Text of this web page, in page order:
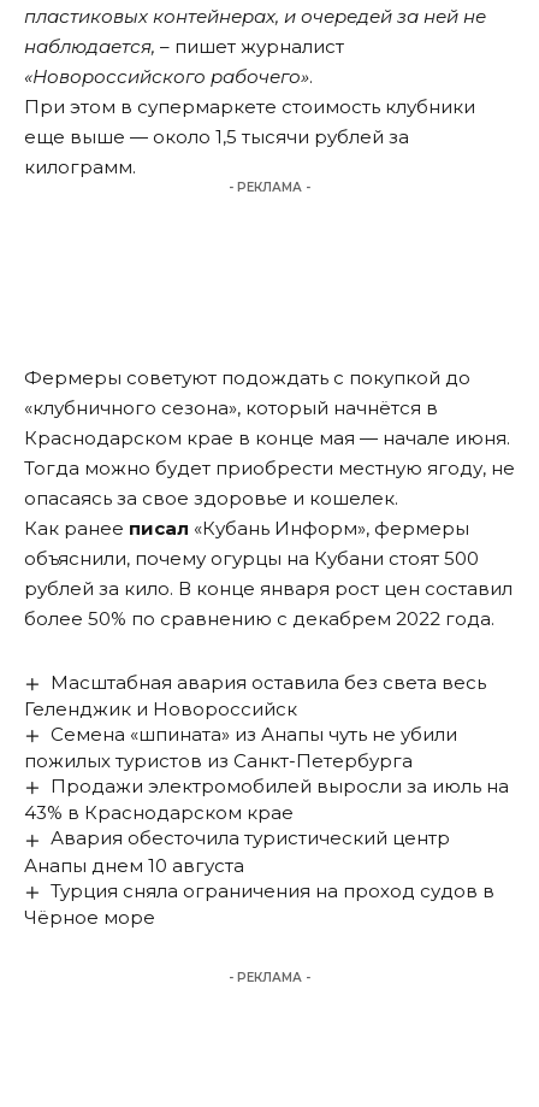
пластиковых контейнерах, и очередей за ней не
наблюдается, – пишет журналист
«Новороссийского рабочего».
При этом в супермаркете стоимость клубники
еще выше — около 1,5 тысячи рублей за
килограмм.
- РЕКЛАМА -
Фермеры советуют подождать с покупкой до
«клубничного сезона», который начнётся в
Краснодарском крае в конце мая — начале июня.
Тогда можно будет приобрести местную ягоду, не
опасаясь за свое здоровье и кошелек.
Как ранее писал «Кубань Информ», фермеры
объяснили, почему огурцы на Кубани стоят 500
рублей за кило. В конце января рост цен составил
более 50% по сравнению с декабрем 2022 года.
Масштабная авария оставила без света весь
Геленджик и Новороссийск
Семена «шпината» из Анапы чуть не убили
пожилых туристов из Санкт-Петербурга
Продажи электромобилей выросли за июль на
43% в Краснодарском крае
Авария обесточила туристический центр
Анапы днем 10 августа
Турция сняла ограничения на проход судов в
Чёрное море
- РЕКЛАМА -